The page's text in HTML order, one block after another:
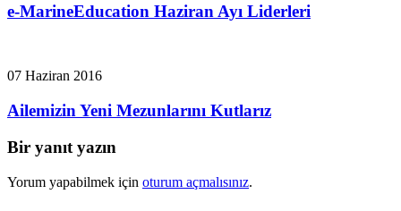
e-MarineEducation Haziran Ayı Liderleri
07 Haziran 2016
Ailemizin Yeni Mezunlarını Kutlarız
Bir yanıt yazın
Yorum yapabilmek için oturum açmalısınız.